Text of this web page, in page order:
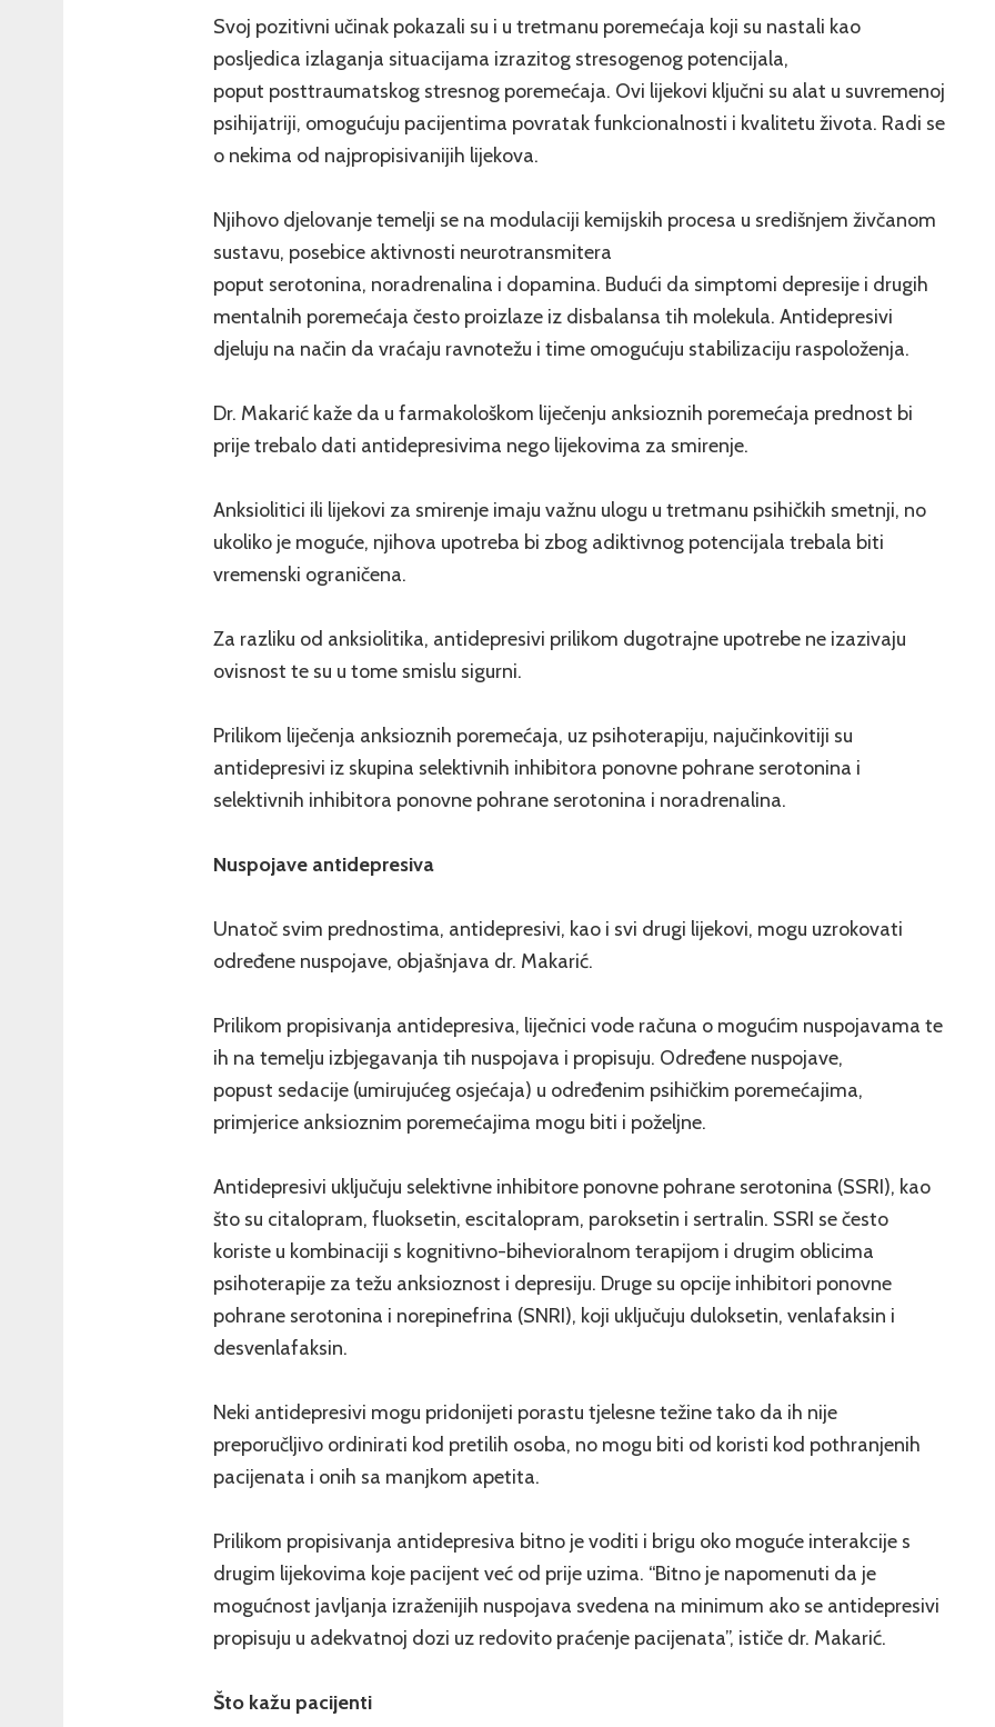
Svoj pozitivni učinak pokazali su i u tretmanu poremećaja koji su nastali kao
posljedica izlaganja situacijama izrazitog stresogenog potencijala,
poput posttraumatskog stresnog poremećaja. Ovi lijekovi ključni su alat u suvremenoj
psihijatriji, omogućuju pacijentima povratak funkcionalnosti i kvalitetu života. Radi se
o nekima od najpropisivanijih lijekova.
Njihovo djelovanje temelji se na modulaciji kemijskih procesa u središnjem živčanom
sustavu, posebice aktivnosti neurotransmitera
poput serotonina, noradrenalina i dopamina. Budući da simptomi depresije i drugih
mentalnih poremećaja često proizlaze iz disbalansa tih molekula. Antidepresivi
djeluju na način da vraćaju ravnotežu i time omogućuju stabilizaciju raspoloženja.
Dr. Makarić kaže da u farmakološkom liječenju anksioznih poremećaja prednost bi
prije trebalo dati antidepresivima nego lijekovima za smirenje.
Anksiolitici ili lijekovi za smirenje imaju važnu ulogu u tretmanu psihičkih smetnji, no
ukoliko je moguće, njihova upotreba bi zbog adiktivnog potencijala trebala biti
vremenski ograničena.
Za razliku od anksiolitika, antidepresivi prilikom dugotrajne upotrebe ne izazivaju
ovisnost te su u tome smislu sigurni.
Prilikom liječenja anksioznih poremećaja, uz psihoterapiju, najučinkovitiji su
antidepresivi iz skupina selektivnih inhibitora ponovne pohrane serotonina i
selektivnih inhibitora ponovne pohrane serotonina i noradrenalina.
Nuspojave antidepresiva
Unatoč svim prednostima, antidepresivi, kao i svi drugi lijekovi, mogu uzrokovati
određene nuspojave, objašnjava dr. Makarić.
Prilikom propisivanja antidepresiva, liječnici vode računa o mogućim nuspojavama te
ih na temelju izbjegavanja tih nuspojava i propisuju. Određene nuspojave,
popust sedacije (umirujućeg osjećaja) u određenim psihičkim poremećajima,
primjerice anksioznim poremećajima mogu biti i poželjne.
Antidepresivi uključuju selektivne inhibitore ponovne pohrane serotonina (SSRI), kao
što su citalopram, fluoksetin, escitalopram, paroksetin i sertralin. SSRI se često
koriste u kombinaciji s kognitivno-bihevioralnom terapijom i drugim oblicima
psihoterapije za težu anksioznost i depresiju. Druge su opcije inhibitori ponovne
pohrane serotonina i norepinefrina (SNRI), koji uključuju duloksetin, venlafaksin i
desvenlafaksin.
Neki antidepresivi mogu pridonijeti porastu tjelesne težine tako da ih nije
preporučljivo ordinirati kod pretilih osoba, no mogu biti od koristi kod pothranjenih
pacijenata i onih sa manjkom apetita.
Prilikom propisivanja antidepresiva bitno je voditi i brigu oko moguće interakcije s
drugim lijekovima koje pacijent već od prije uzima. “Bitno je napomenuti da je
mogućnost javljanja izraženijih nuspojava svedena na minimum ako se antidepresivi
propisuju u adekvatnoj dozi uz redovito praćenje pacijenata”, ističe dr. Makarić.
Što kažu pacijenti